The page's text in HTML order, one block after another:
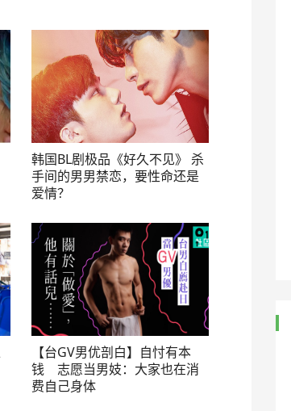
韩国BL剧极品《好久不见》 杀
手间的男男禁恋，要性命还是
爱情？
【台GV男优剖白】自忖有本
钱 志愿当男妓：大家也在消
费自己身体